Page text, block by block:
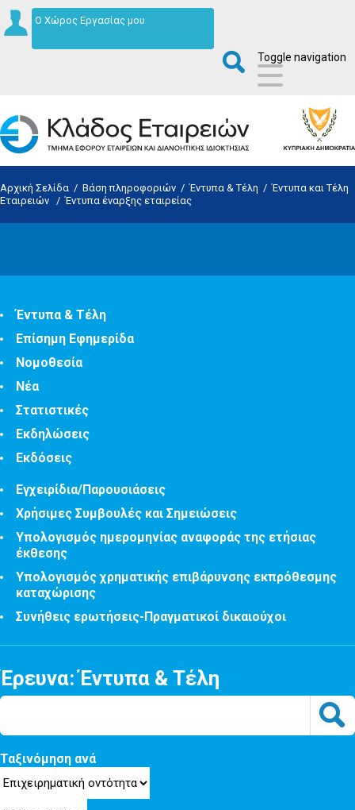
Ο Χώρος Εργασίας μου
Toggle navigation
Αρχική Σελίδα / Βάση πληροφοριών /Έντυπα & Τέλη /Έντυπα και Τέλη
Εταιρειών /Έντυπα έναρξης εταιρείας
Έντυπα & Τέλη
Επίσημη Εφημερίδα
Νομοθεσία
Νέα
Στατιστικές
Εκδηλώσεις
Εκδόσεις
Εγχειρίδια/Παρουσιάσεις
Χρήσιμες Συμβουλές και Σημειώσεις
Υπολογισμός ημερομηνίας αναφοράς της ετήσιας
έκθεσης
Υπολογισμός χρηματικής επιβάρυνσης εκπρόθεσμης
καταχώρισης
Συνήθεις ερωτήσεις-Πραγματικοί δικαιούχοι
Έρευνα: Έντυπα & Τέλη
Ταξινόμηση ανά